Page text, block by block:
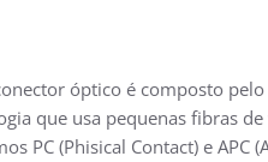
óptico é composto
que usa pequenas fibras
PC (Phisical Contact) e APC